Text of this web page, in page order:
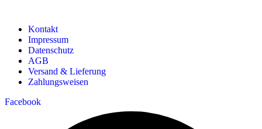
Kontakt
Impressum
Datenschutz
AGB
Versand & Lieferung
Zahlungsweisen
Facebook